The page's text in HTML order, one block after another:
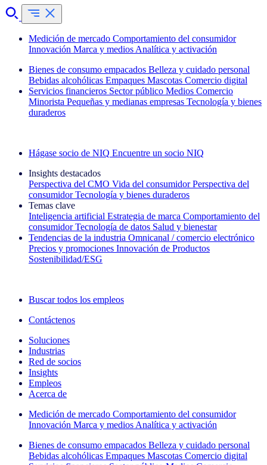
Medición de mercado Comportamiento del consumidor
Innovación Marca y medios Analítica y activación
Bienes de consumo empacados Belleza y cuidado personal
Bebidas alcohólicas Empaques Mascotas Comercio digital
Servicios financieros Sector público Medios Comercio
Minorista Pequeñas y medianas empresas Tecnología y bienes
duraderos
Hágase socio de NIQ Encuentre un socio NIQ
Insights destacados
Perspectiva del CMO Vida del consumidor Perspectiva del
consumidor Tecnología y bienes duraderos
Temas clave
Inteligencia artificial Estrategia de marca Comportamiento del
consumidor Tecnología de datos Salud y bienestar
Tendencias de la industria Omnicanal / comercio electrónico
Precios y promociones Innovación de Productos
Sostenibilidad/ESG
Buscar todos los empleos
Contáctenos
Soluciones
Industrias
Red de socios
Insights
Empleos
Acerca de
Medición de mercado Comportamiento del consumidor
Innovación Marca y medios Analítica y activación
Bienes de consumo empacados Belleza y cuidado personal
Bebidas alcohólicas Empaques Mascotas Comercio digital